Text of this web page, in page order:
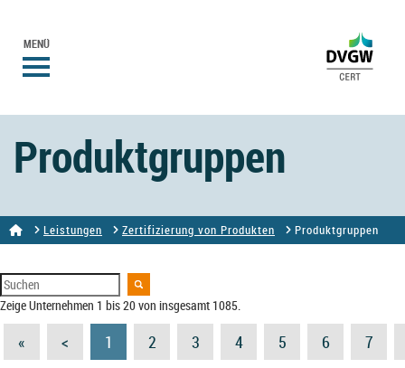
MENÜ
Produktgruppen
Leistungen Zertifizierung von Produkten Produktgruppen
Zeige Unternehmen 1 bis 20 von insgesamt 1085.
« < 1 2 3 4 5 6 7